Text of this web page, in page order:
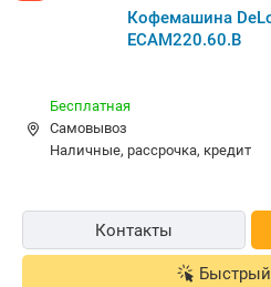
Кофемашина
ECAM220.60.B
Бесплатная
Самовывоз
наличные, рассрочка, кредит
Контакты